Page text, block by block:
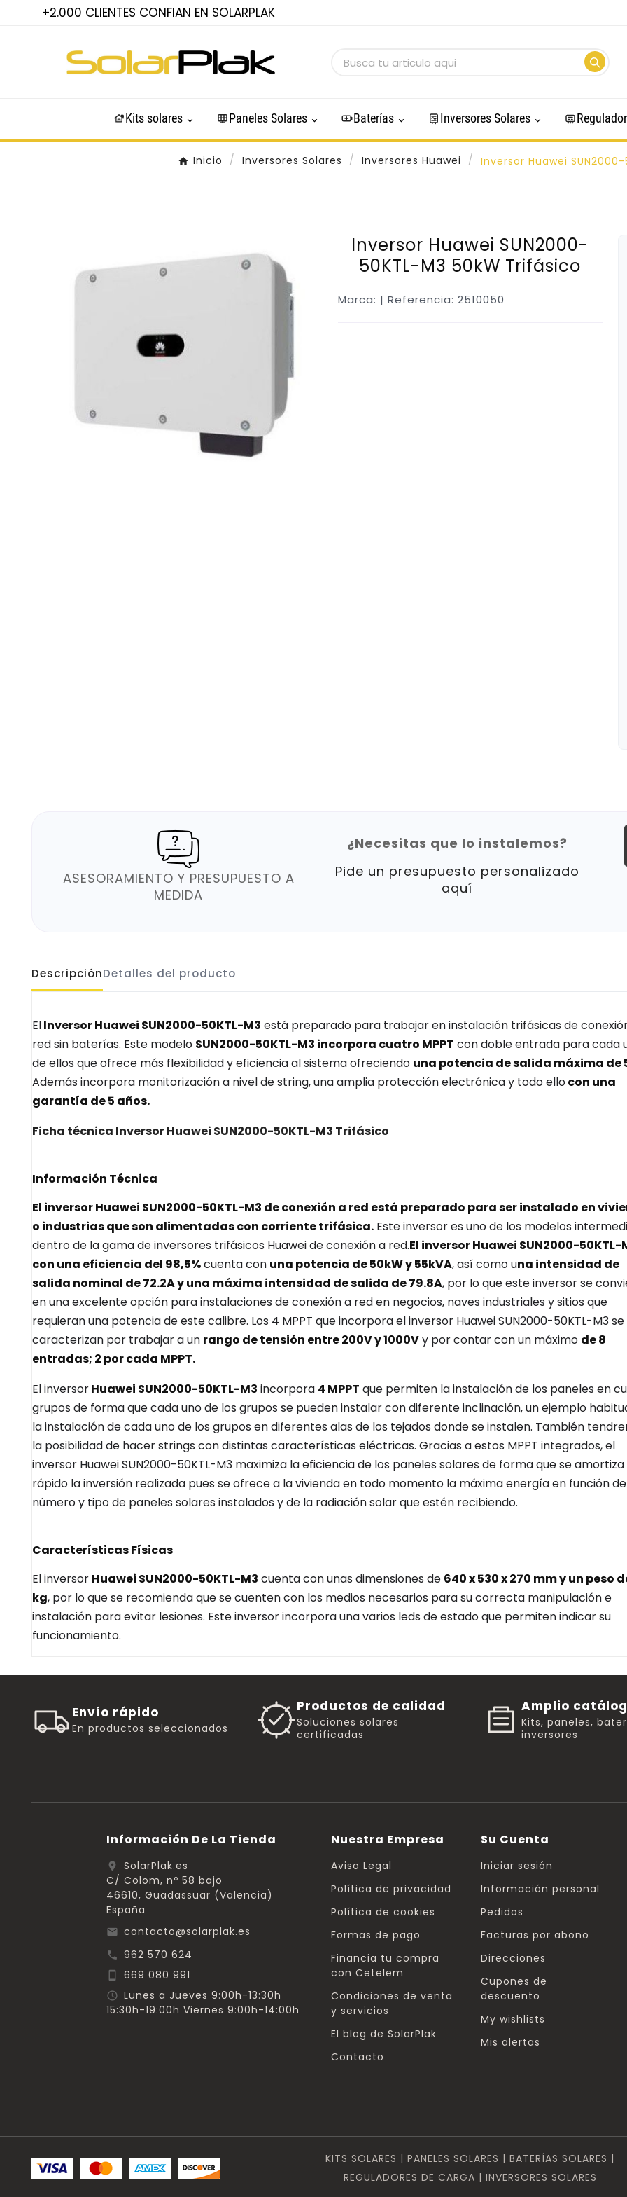
+2.000 CLIENTES CONFIAN EN SOLARPLAK
Kits solares Paneles Solares Baterías Inversores Solares
Inicio Inversores Solares Inversores Huawei Inversor Huawei
Inversor Huawei SUN2000-
50KTL-M3 50kW Trifásico
Marca: | Referencia: 2510050
ASESORAMIENTO Y PRESUPUESTO A
MEDIDA
¿Necesitas que lo instalemos?
Pide un presupuesto personalizado
aquí
DescripciónDetalles del producto
ElInversor Huawei SUN2000-50KTL-M3 está preparado para trabajar en instalación trifásicas de
red sin baterías. Este modelo SUN2000-50KTL-M3 incorpora cuatro MPPT con doble entrada para cada
de ellos que ofrece más flexibilidad y eficiencia al sistema ofreciendo una potencia de salida máxima de
Además incorpora monitorización a nivel de string, una amplia protección electrónica y todo ellocon una
garantía de 5 años.
Ficha técnica Inversor Huawei SUN2000-50KTL-M3 Trifásico
Información Técnica
El inversor Huawei SUN2000-50KTL-M3 de conexión a red está preparado para ser instalado en
o industrias que son alimentadas con corriente trifásica. Este inversor es uno de los modelos
dentro de la gama de inversores trifásicos Huawei de conexión a red.El inversor Huawei SUN2000-50KTL-
con una eficiencia del 98,5%cuenta con una potencia de 50kW y 55kVA, así como una intensidad de
salida nominal de 72.2A y una máxima intensidad de salida de 79.8A, por lo que este inversor se
en una excelente opción para instalaciones de conexión a red en negocios, naves industriales y sitios que
requieran una potencia de este calibre. Los 4 MPPT que incorpora el inversor Huawei SUN2000-50KTL-M3 se
caracterizan por trabajar a un rango de tensión entre 200V y 1000Vy por contar con un máximo de 8
entradas; 2 por cada MPPT.
El inversorHuawei SUN2000-50KTL-M3 incorpora 4 MPPT que permiten la instalación de los paneles en
grupos de forma que cada uno de los grupos se pueden instalar con diferente inclinación, un ejemplo
la instalación de cada uno de los grupos en diferentes alas de los tejados donde se instalen. También
la posibilidad de hacer strings con distintas características eléctricas. Gracias a estos MPPT integrados, el
inversor Huawei SUN2000-50KTL-M3 maximiza la eficiencia de los paneles solares de forma que se amortiza
rápido la inversión realizada pues se ofrece a la vivienda en todo momento la máxima energía en función
número y tipo de paneles solares instalados y de la radiación solar que estén recibiendo.
Características Físicas
El inversor Huawei SUN2000-50KTL-M3 cuenta con unas dimensiones de 640 x 530 x 270 mm y un peso
kg, por lo que se recomienda que se cuenten con los medios necesarios para su correcta manipulación e
instalación para evitar lesiones. Este inversor incorpora una varios leds de estado que permiten indicar su
funcionamiento.
Envío rápido
En productos seleccionados
Productos de calidad
Soluciones solares
certificadas
Amplio
Kits, paneles,
inversores
Información De La Tienda
location_on
SolarPlak.es
C/ Colom, nº 58 bajo
46610, Guadassuar (Valencia)
España
email contacto@solarplak.es
call 962 570 624
smartphone 669 080 991
schedule Lunes a Jueves 9:00h-13:30h
15:30h-19:00h Viernes 9:00h-14:00h
Nuestra Empresa
Aviso Legal
Política de privacidad
Política de cookies
Formas de pago
Financia tu compra
con Cetelem
Condiciones de venta
y servicios
El blog de SolarPlak
Contacto
Su Cuenta
Iniciar sesión
Información personal
Pedidos
Facturas por abono
Direcciones
Cupones de
descuento
My wishlists
Mis alertas
KITS SOLARES | PANELES SOLARES | BATERÍAS SOLARES |
REGULADORES DE CARGA | INVERSORES SOLARES